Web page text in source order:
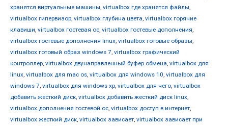
хранятся виртуальные машины, virtualbox где хранятся файлы,
virtualbox гипервизор, virtualbox глубина цвета, virtualbox горячие
клавиши, virtualbox гостевая ос, virtualbox гостевые дополнения,
virtualbox гостевые дополнения linux, virtualbox готовые образы,
virtualbox готовый образ windows 7, virtualbox графический
контроллер, virtualbox двунаправленный буфер обмена, virtualbox для
linux, virtualbox для mac os, virtualbox для windows 10, virtualbox для
windows 7, virtualbox для windows xp, virtualbox для чего, virtualbox
добавить жесткий диск, virtualbox добавить жесткий диск linux,
virtualbox дополнения гостевой ос, virtualbox доступ в интернет,
virtualbox жесткий диск, virtualbox зависает, virtualbox зависает при